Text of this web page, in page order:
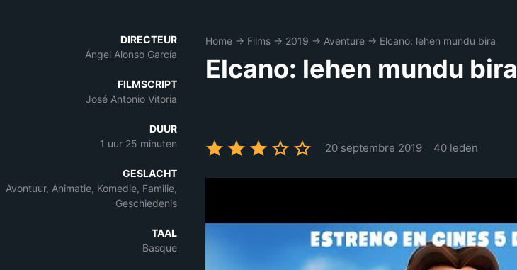
DIRECTEUR
Ángel Alonso García
FILMSCRIPT
José Antonio Vitoria
DUUR
1 uur 25 minuten
GESLACHT
Avontuur, Animatie, Komedie, Familie,
Geschiedenis
TAAL
Basque
Home → Films → 2019 → Aventure → Elcano: lehen mundu bira
Elcano: lehen mundu bira
20 septembre 2019 40 leden